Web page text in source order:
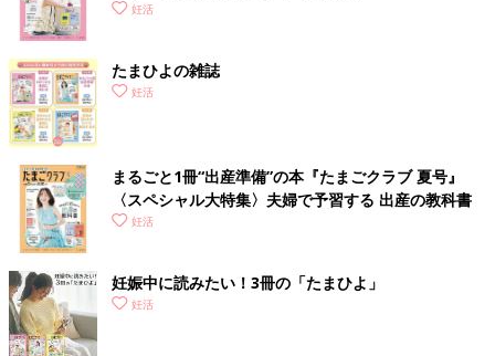
妊活
たまひよの雑誌
妊活
まるごと1冊“出産準備”の本『たまごクラブ 夏号』
〈スペシャル大特集〉夫婦で予習する 出産の教科書
妊活
妊娠中に読みたい！3冊の「たまひよ」
妊活